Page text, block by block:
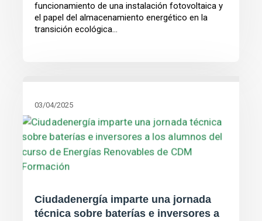
funcionamiento de una instalación fotovoltaica y
el papel del almacenamiento energético en la
transición ecológica...
03/04/2025
Ciudadenergía imparte una jornada
técnica sobre baterías e inversores a